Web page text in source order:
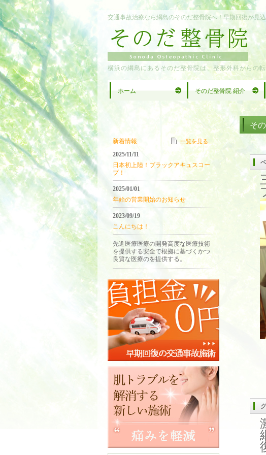
交通事故治療なら綱島のそのだ整骨院へ！早期回復が見込
横浜の綱島にあるそのだ整骨院は、整形外科からの転
ホーム そのだ整骨院 紹介
そ
新着情報 一覧を見る
2025/11/11
日本初上陸！ブラックアキュスコー
プ！
2025/01/01
年始の営業開始のお知らせ
2023/09/19
こんにちは！
先進医療医療の開発高度な医療技術
を提供する安全で根拠に基づくかつ
良質な医療のを提供する。